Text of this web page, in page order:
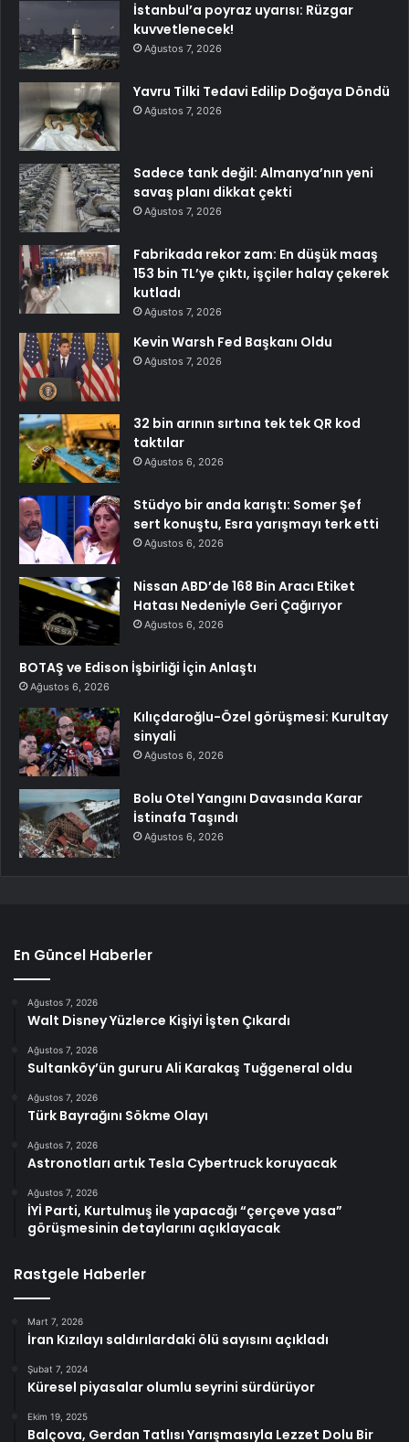
İstanbul’a poyraz uyarısı: Rüzgar
kuvvetlenecek!
Ağustos 7, 2026
Yavru Tilki Tedavi Edilip Doğaya Döndü
Ağustos 7, 2026
Sadece tank değil: Almanya’nın yeni
savaş planı dikkat çekti
Ağustos 7, 2026
Fabrikada rekor zam: En düşük maaş
153 bin TL’ye çıktı, işçiler halay çekerek
kutladı
Ağustos 7, 2026
Kevin Warsh Fed Başkanı Oldu
Ağustos 7, 2026
32 bin arının sırtına tek tek QR kod
taktılar
Ağustos 6, 2026
Stüdyo bir anda karıştı: Somer Şef
sert konuştu, Esra yarışmayı terk etti
Ağustos 6, 2026
Nissan ABD’de 168 Bin Aracı Etiket
Hatası Nedeniyle Geri Çağırıyor
Ağustos 6, 2026
BOTAŞ ve Edison İşbirliği İçin Anlaştı
Ağustos 6, 2026
Kılıçdaroğlu-Özel görüşmesi: Kurultay
sinyali
Ağustos 6, 2026
Bolu Otel Yangını Davasında Karar
İstinafa Taşındı
Ağustos 6, 2026
En Güncel Haberler
Ağustos 7, 2026
Walt Disney Yüzlerce Kişiyi İşten Çıkardı
Ağustos 7, 2026
Sultanköy’ün gururu Ali Karakaş Tuğgeneral oldu
Ağustos 7, 2026
Türk Bayrağını Sökme Olayı
Ağustos 7, 2026
Astronotları artık Tesla Cybertruck koruyacak
Ağustos 7, 2026
İYİ Parti, Kurtulmuş ile yapacağı “çerçeve yasa”
görüşmesinin detaylarını açıklayacak
Rastgele Haberler
Mart 7, 2026
İran Kızılayı saldırılardaki ölü sayısını açıkladı
Şubat 7, 2024
Küresel piyasalar olumlu seyrini sürdürüyor
Ekim 19, 2025
Balçova, Gerdan Tatlısı Yarışmasıyla Lezzet Dolu Bir